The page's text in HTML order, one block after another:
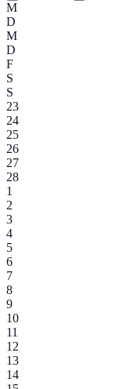
M
D
M
D
F
S
S
23
24
25
26
27
28
1
2
3
4
5
6
7
8
9
10
11
12
13
14